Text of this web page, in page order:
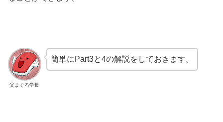
父まぐろ学長
簡単にPart3と4の解説をしておきます。